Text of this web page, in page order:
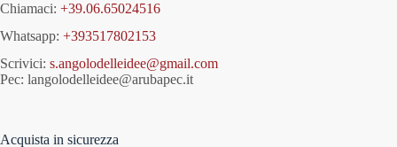
Chiamaci: +39.06.65024516
Whatsapp: +393517802153
Scrivici: s.angolodelleidee@gmail.com
Pec: langolodelleidee@arubapec.it
Acquista in sicurezza